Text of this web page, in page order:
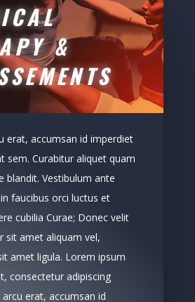
&
erat, accumsan id imperdiet
sem. Curabitur aliquet quam
blandit. Vestibulum ante
faucibus orci luctus et
cubilia Curae; Donec velit
sit amet aliquam vel,
amet ligula. Lorem ipsum
consectetur adipiscing
arcu erat, accumsan id